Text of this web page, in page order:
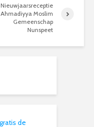
Nieuwjaarsreceptie
Ahmadiyya Moslim
Gemeenschap
Nunspeet